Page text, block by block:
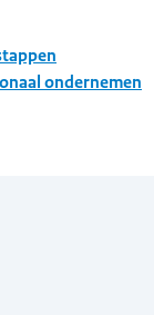
ondernemen